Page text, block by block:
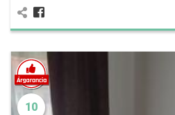
10